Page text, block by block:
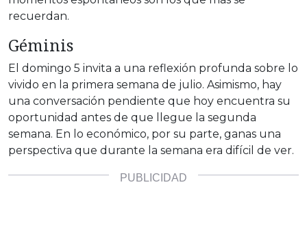
recuerdan.
Géminis
El domingo 5 invita a una reflexión profunda sobre lo
vivido en la primera semana de julio. Asimismo, hay
una conversación pendiente que hoy encuentra su
oportunidad antes de que llegue la segunda
semana. En lo económico, por su parte, ganas una
perspectiva que durante la semana era difícil de ver.